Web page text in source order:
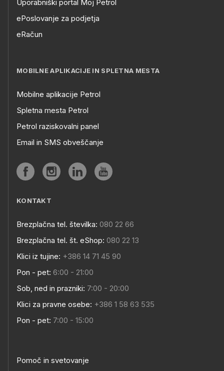
Uporabniški portal Moj Petrol
ePoslovanje za podjetja
eRačun
MOBILNE APLIKACIJE IN SPLETNA MESTA
Mobilne aplikacije Petrol
Spletna mesta Petrol
Petrol raziskovalni panel
Email in SMS obveščanje
KONTAKT
Brezplačna tel. številka: 080 22 66
Brezplačna tel. št. eShop: 080 22 13
Klici iz tujine: +386 14 71 45 90
Pon - pet: 6:00 - 21:00
Sob, ned in prazniki: 7:00 - 20:00
Klici za pravne osebe: +386 1 58 63 535
Pon - pet: 7:00 - 15:00
Pomoč in svetovanje